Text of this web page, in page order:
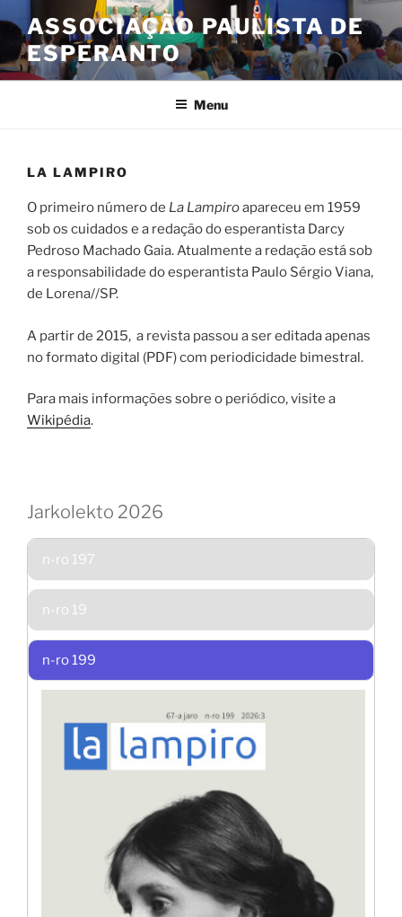
para
conteúdo
ASSOCIAÇÃO PAULISTA DE
ESPERANTO
Menu
LA LAMPIRO
O primeiro número de La Lampiroapareceu em 1959
sob os cuidados e a redação do esperantista Darcy
Pedroso Machado Gaia. Atualmente a redação está sob
a responsabilidade do esperantista Paulo Sérgio Viana,
de Lorena//SP.
A partir de 2015, a revista passou a ser editada apenas
no formato digital (PDF) com periodicidade bimestral.
Para mais informações sobre o periódico, visite a
Wikipédia.
Jarkolekto 2026
n-ro 197
n-ro 19
n-ro 199